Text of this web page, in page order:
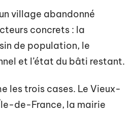
village abandonné
concrets : la
de population, le
et l’état du bâti restant.
les trois cases. Le Vieux-
de-France, la mairie